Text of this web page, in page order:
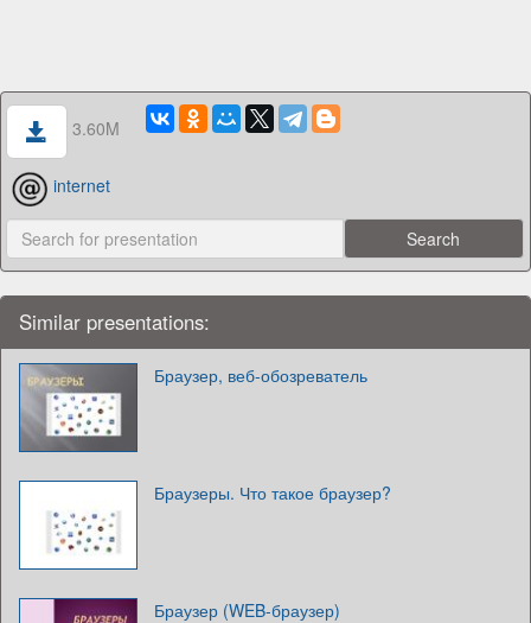
3.60M
internet
Similar presentations:
Браузер, веб-обозреватель
Браузеры. Что такое браузер?
Браузер (WEB-браузер)